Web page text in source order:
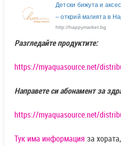
Детски бижута и
– открий магията в
http://happymarket.bg
Разгледайте продуктите:
https://myaquasource.net/
Направете си абонамент за
https://myaquasource.net/
Тук има информация за